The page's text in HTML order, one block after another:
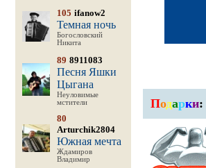
105 ifanow2
Темная ночь
Богословский
Никита
89 8911083
Песня Яшки
Цыгана
Неуловимые
мстители
80
Arturchik2804
Южная мечта
Ждамиров
Владимир
Подарки: